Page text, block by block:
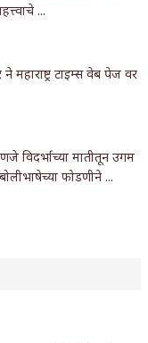
...
ने महाराष्ट्र टाइम्स वेब पेज वर
विदर्भाच्या मातीतून उगम
फोडणीने ...